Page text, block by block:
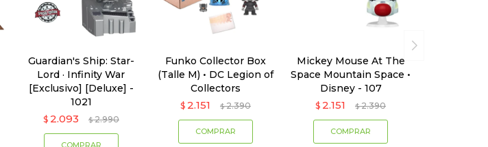
Guardian's Ship: Star-
Lord · Infinity War
[Exclusivo] [Deluxe] -
1021
$ 2.093 $ 2.990
Funko Collector Box
(Talle M) • DC Legion of
Collectors
$ 2.151 $ 2.390
Mickey Mouse At The
Space Mountain Space •
Disney - 107
$ 2.151 $ 2.390